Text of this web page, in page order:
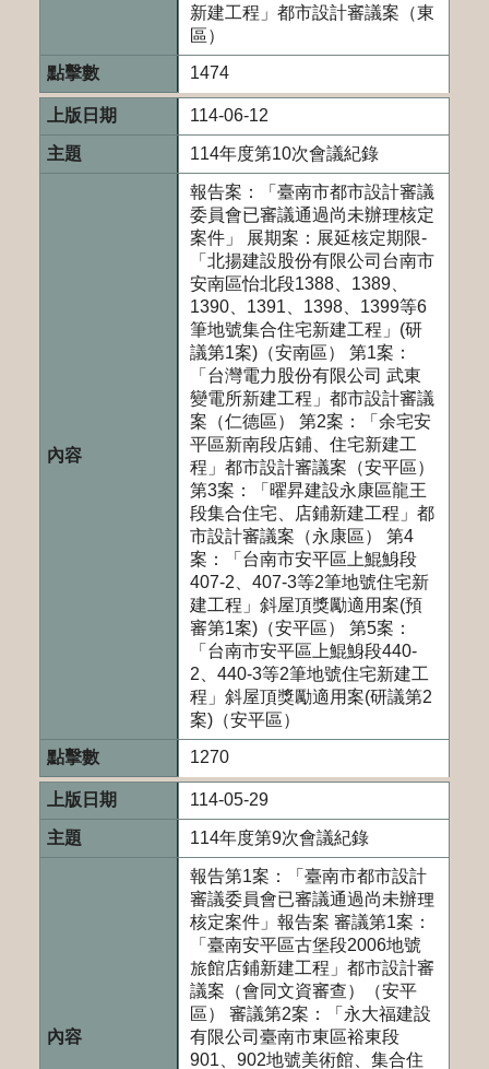
新建工程」都市設計審議案（東
區）
1474
114-06-12
114年度第10次會議紀錄
報告案：「臺南市都市設計審議
委員會已審議通過尚未辦理核定
案件」 展期案：展延核定期限-
「北揚建設股份有限公司台南市
安南區怡北段1388、1389、
1390、1391、1398、1399等6
筆地號集合住宅新建工程」(研
議第1案)（安南區） 第1案：
「台灣電力股份有限公司 武東
變電所新建工程」都市設計審議
案（仁德區） 第2案：「余宅安
平區新南段店鋪、住宅新建工
程」都市設計審議案（安平區）
第3案：「曜昇建設永康區龍王
段集合住宅、店鋪新建工程」都
市設計審議案（永康區） 第4
案：「台南市安平區上鯤鯓段
407-2、407-3等2筆地號住宅新
建工程」斜屋頂獎勵適用案(預
審第1案)（安平區） 第5案：
「台南市安平區上鯤鯓段440-
2、440-3等2筆地號住宅新建工
程」斜屋頂獎勵適用案(研議第2
案)（安平區）
1270
114-05-29
114年度第9次會議紀錄
報告第1案：「臺南市都市設計
審議委員會已審議通過尚未辦理
核定案件」報告案 審議第1案：
「臺南安平區古堡段2006地號
旅館店鋪新建工程」都市設計審
議案（會同文資審查）（安平
區） 審議第2案：「永大福建設
有限公司臺南市東區裕東段
901、902地號美術館、集合住